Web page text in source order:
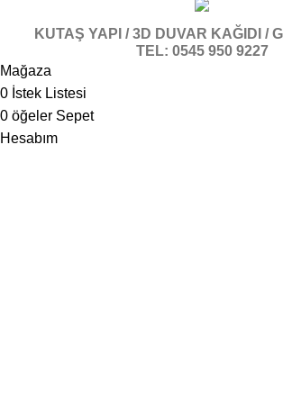
KUTAŞ YAPI / 3D DUVAR KAĞIDI /
TEL: 0545 950 9227
Mağaza
0 İstek Listesi
0 öğeler Sepet
Hesabım